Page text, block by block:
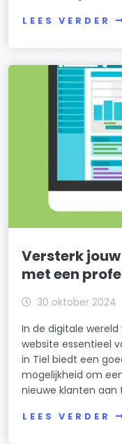
LEES VERDER
Versterk
met een
30 oktober 2024
In de digitale
website essentieel
in Tiel biedt een
mogelijkheid om
nieuwe klanten aan
LEES VERDER